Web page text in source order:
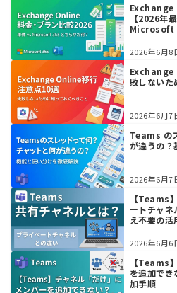
Exchange
【2026年
Microsoft
2026年6月8
Exchange
敗しないた
2026年6月7
Teams の
が違うの？
2026年6月7
【Teams
ートチャ
え不要の
2026年6月6
【Teams
を追加でき
加手順